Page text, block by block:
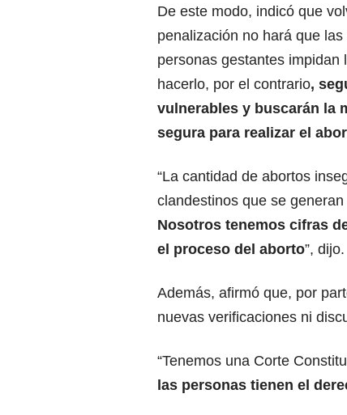
De este modo, indicó que
penalización no hará que
personas gestantes impidan
hacerlo, por el contrario,
vulnerables y buscarán la
segura para realizar el
“La cantidad de abortos
clandestinos que se
Nosotros tenemos cifras
el proceso del aborto”, dijo.
Además, afirmó que, por
nuevas verificaciones ni
“Tenemos una Corte
las personas tienen el